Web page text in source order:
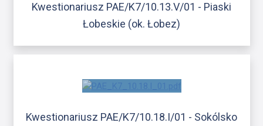
Kwestionariusz PAE/K7/10.13.V/01 - Piaski
Łobeskie (ok. Łobez)
Kwestionariusz PAE/K7/10.18.I/01 - Sokólsko